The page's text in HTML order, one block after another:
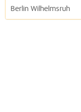
Berlin Wilhelmsruh